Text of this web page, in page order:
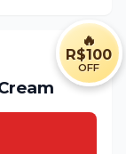
🔥
R$100
OFF